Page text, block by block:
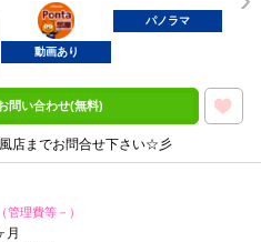
ポンタ
部屋
パノラマ
動画あり
問い合わせ(無料)
店までお問合せ下さい☆彡
（管理費等－）
月